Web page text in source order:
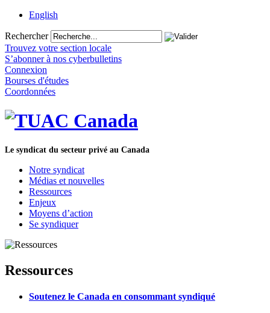
English
Rechercher
Trouvez votre section locale
S’abonner à nos cyberbulletins
Connexion
Bourses d'études
Coordonnées
Le syndicat du secteur privé au Canada
Notre syndicat
Médias et nouvelles
Ressources
Enjeux
Moyens d’action
Se syndiquer
Ressources
Soutenez le Canada en consommant syndiqué